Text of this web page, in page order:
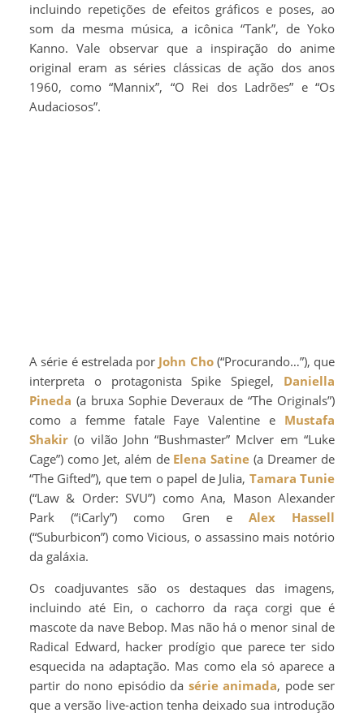
incluindo repetições de efeitos gráficos e poses, ao
som da mesma música, a icônica “Tank”, de Yoko
Kanno. Vale observar que a inspiração do anime
original eram as séries clássicas de ação dos anos
1960, como “Mannix”, “O Rei dos Ladrões” e “Os
Audaciosos”.
A série é estrelada por John Cho(“Procurando…”), que
interpreta o protagonista Spike Spiegel, Daniella
Pineda (a bruxa Sophie Deveraux de “The Originals”)
como a femme fatale Faye Valentine e Mustafa
Shakir (o vilão John “Bushmaster” McIver em “Luke
Cage”) como Jet, além de Elena Satine (a Dreamer de
“The Gifted”), que tem o papel de Julia, Tamara Tunie
(“Law & Order: SVU”) como Ana, Mason Alexander
Park (“iCarly”) como Gren e Alex Hassell
(“Suburbicon”) como Vicious, o assassino mais notório
da galáxia.
Os coadjuvantes são os destaques das imagens,
incluindo até Ein, o cachorro da raça corgi que é
mascote da nave Bebop. Mas não há o menor sinal de
Radical Edward, hacker prodígio que parece ter sido
esquecida na adaptação. Mas como ela só aparece a
partir do nono episódio da série animada, pode ser
que a versão live-action tenha deixado sua introdução